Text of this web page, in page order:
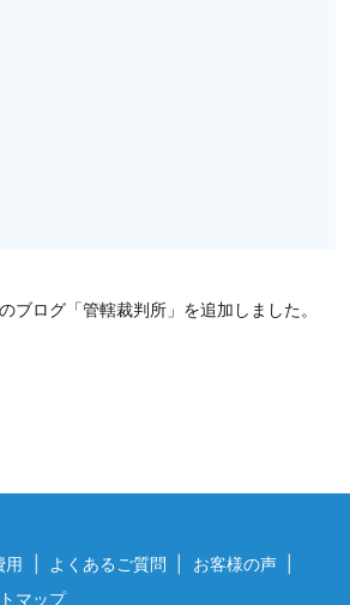
ブログ「管轄裁判所」を追加しました。
用 よくあるご質問
お客様の声
マップ